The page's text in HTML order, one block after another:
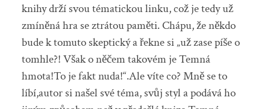
knihy drží svou tématickou linku, což je tedy už
zmíněná hra se ztrátou paměti. Chápu, že někdo
bude k tomuto skeptický a řekne si „už zase píše o
tomhle?! Však o něčem takovém je Temná
hmota!To je fakt nuda!“.Ale víte co? Mně se to
líbí,autor si našel své téma, svůj styl a podává ho